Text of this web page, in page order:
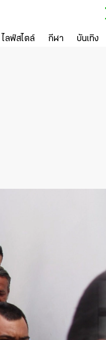
ไลฟ์สไตล์ กีฬา บันเทิง